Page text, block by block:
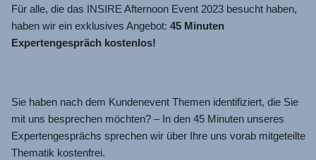
Für alle, die das INSIRE Afternoon Event 2023 besucht haben,
haben wir ein exklusives Angebot: 45 Minuten
Expertengespräch kostenlos!
Sie haben nach dem Kundenevent Themen identifiziert, die Sie
mit uns besprechen möchten? – In den 45 Minuten unseres
Expertengesprächs sprechen wir über Ihre uns vorab mitgeteilte
Thematik kostenfrei.